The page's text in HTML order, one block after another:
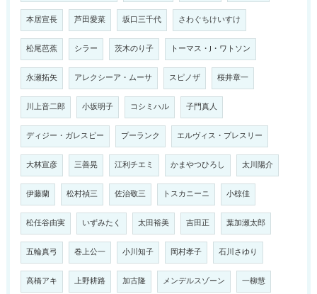
本居宣長 芦田愛菜 坂口三千代 さわぐちけいすけ
松尾芭蕉 シラー 茨木のり子 トーマス・J・ワトソン
永瀬拓矢 アレクシーア・ムーサ スピノザ 桜井章一
川上音二郎 小坂明子 コシミハル 子門真人
ディジー・ガレスピー プーランク エルヴィス・プレスリー
大林宣彦 三善晃 江利チエミ かまやつひろし 太川陽介
伊藤蘭 松村禎三 佐治敬三 トスカニーニ 小椋佳
松任谷由実 いずみたく 太田裕美 吉田正 葉加瀬太郎
五輪真弓 巻上公一 小川知子 岡村孝子 石川さゆり
高橋アキ 上野耕路 加古隆 メンデルスゾーン 一柳慧